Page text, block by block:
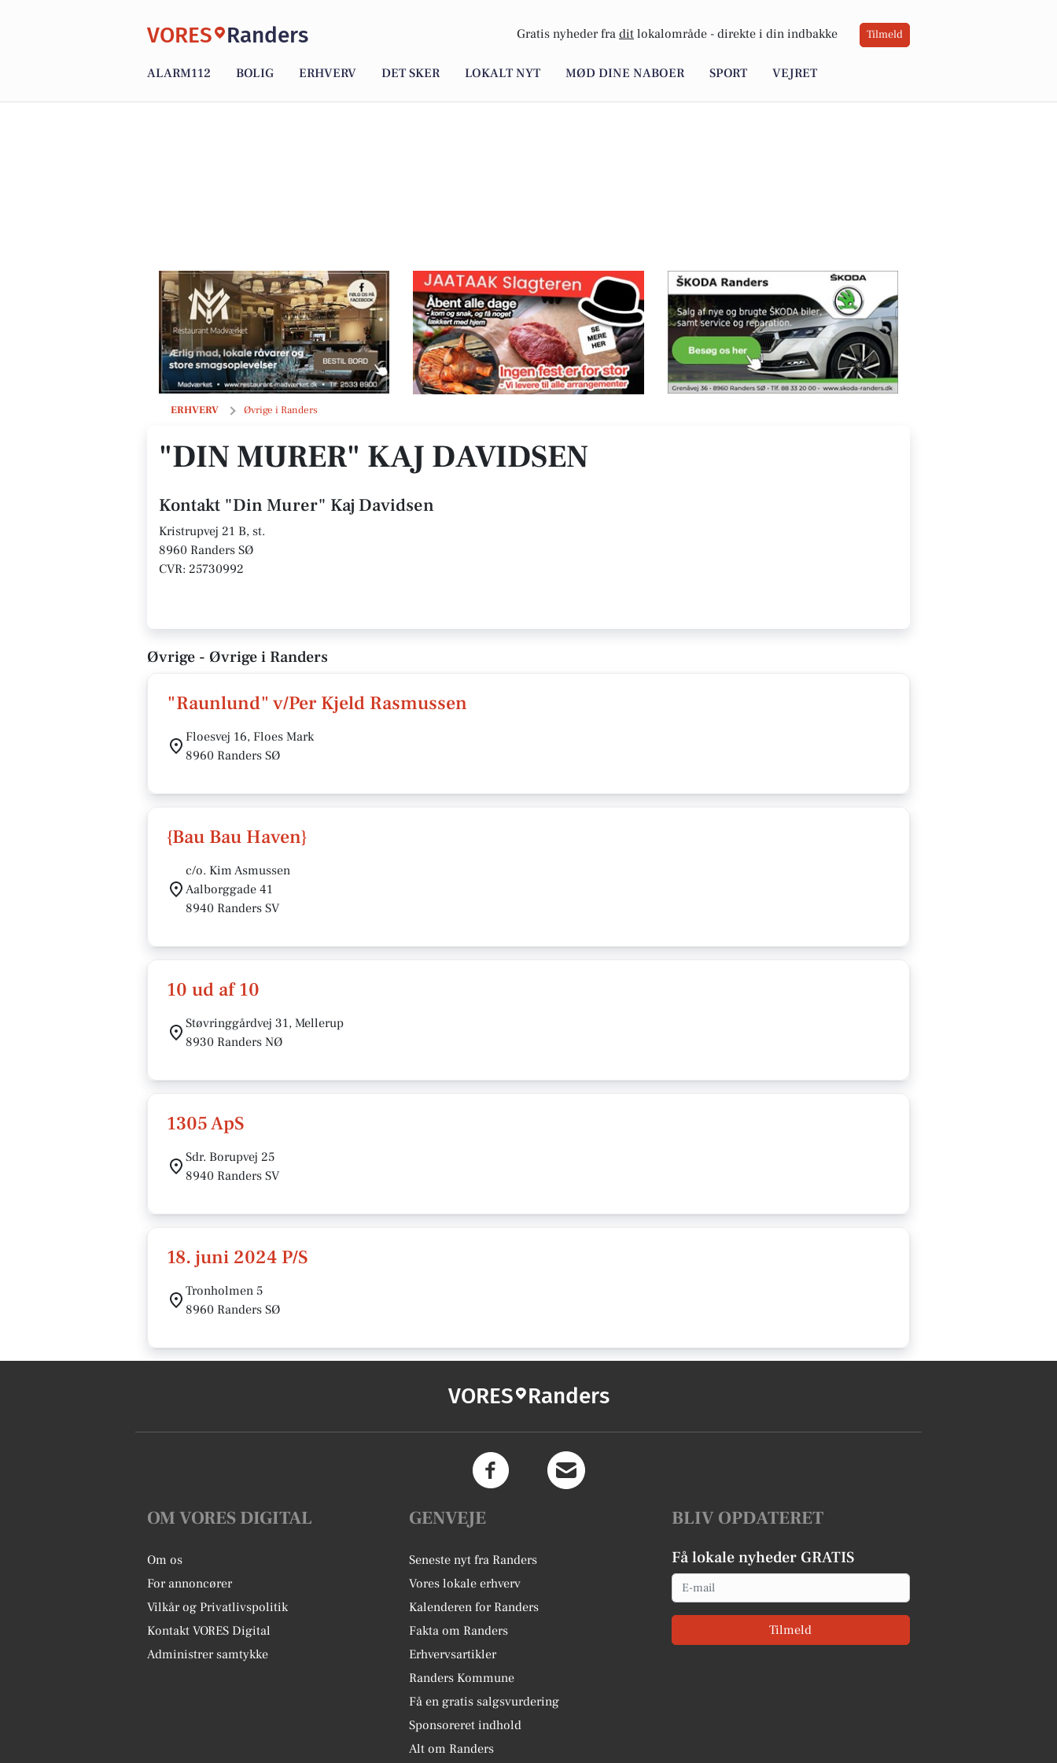
VORES Randers Gratis nyheder fra dit lokalområde - direkte i din indbakke Tilmeld
ALARM112 BOLIG ERHVERV DET SKER LOKALT NYT MØD DINE NABOER SPORT VEJRET
ERHVERV Øvrige i Randers
"Din Murer" Kaj Davidsen
"DIN MURER" KAJ DAVIDSEN
Kontakt "Din Murer" Kaj Davidsen
Kristrupvej 21 B, st.
8960 Randers SØ
CVR: 25730992
Øvrige - Øvrige i Randers
"Raunlund" v/Per Kjeld Rasmussen
Floesvej 16, Floes Mark
8960 Randers SØ
{Bau Bau Haven}
c/o. Kim Asmussen
Aalborggade 41
8940 Randers SV
10 ud af 10
Støvringgårdvej 31, Mellerup
8930 Randers NØ
1305 ApS
Sdr. Borupvej 25
8940 Randers SV
18. juni 2024 P/S
Tronholmen 5
8960 Randers SØ
VORES Randers
OM VORES DIGITAL
Om os
For annoncører
Vilkår og Privatlivspolitik
Kontakt VORES Digital
Administrer samtykke
GENVEJE
Seneste nyt fra Randers
Vores lokale erhverv
Kalenderen for Randers
Fakta om Randers
Erhvervsartikler
Randers Kommune
Få en gratis salgsvurdering
Sponsoreret indhold
Alt om Randers
BLIV OPDATERET
Få lokale nyheder GRATIS
Email
Tilmeld